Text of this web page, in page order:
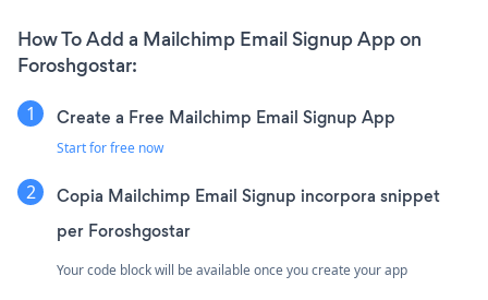
How To Add a Mailchimp Email Signup App on
Foroshgostar:
Create a Free Mailchimp Email Signup App
Start for free now
Copia Mailchimp Email Signup incorpora snippet
per Foroshgostar
Your code block will be available once you create your app